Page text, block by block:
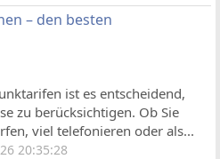
– den besten
ist es entscheidend,
zu berücksichtigen. Ob Sie
viel telefonieren oder als...
20:35:28